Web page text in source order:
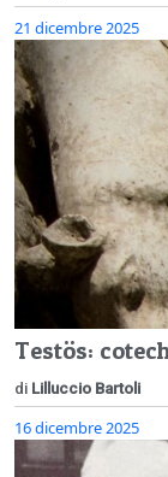
21 dicembre 2025
Testös:
di Lilluccio Bartoli
16 dicembre 2025